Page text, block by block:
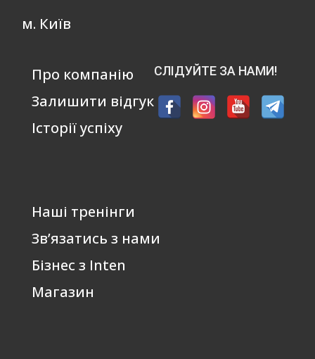
м. Київ
Про компанію
Залишити відгук
Історії успіху
СЛІДУЙТЕ ЗА НАМИ!
Наші тренінги
Зв’язатись з нами
Бізнес з Inten
Магазин